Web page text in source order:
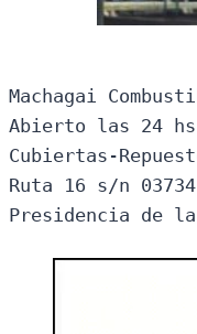
Machagai
Abierto las 24 hs
Cubiertas-
Ruta 16 s/n
Presidencia de